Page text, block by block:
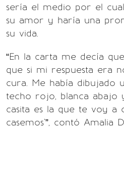
sería el medio por el
su amor y haría una
su vida.
“En la carta me decía
que si mi respuesta era
cura. Me había dibujado
techo rojo, blanca abajo
casita es la que te voy a
casemos'”, contó Amalia